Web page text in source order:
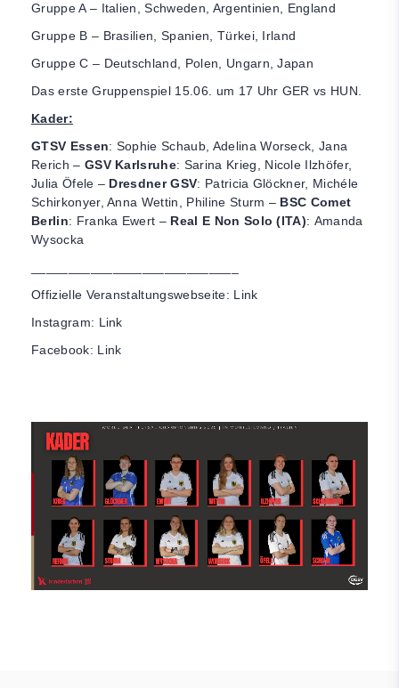
Gruppe A – Italien, Schweden, Argentinien, England
Gruppe B – Brasilien, Spanien, Türkei, Irland
Gruppe C – Deutschland, Polen, Ungarn, Japan
Das erste Gruppenspiel 15.06. um 17 Uhr GER vs HUN.
Kader:
GTSV Essen: Sophie Schaub, Adelina Worseck, Jana
Rerich – GSV Karlsruhe: Sarina Krieg, Nicole Ilzhöfer,
Julia Öfele – Dresdner GSV: Patricia Glöckner, Michéle
Schirkonyer, Anna Wettin, Philine Sturm – BSC Comet
Berlin: Franka Ewert – Real E Non Solo (ITA): Amanda
Wysocka
Offizielle Veranstaltungswebseite: Link
Instagram: Link
Facebook: Link